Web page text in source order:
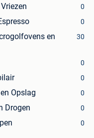
0
0
en
30
0
0
Opslag 0
Drogen 0
0